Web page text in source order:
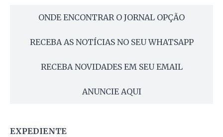
ONDE ENCONTRAR O JORNAL OPÇÃO
RECEBA AS NOTÍCIAS NO SEU WHATSAPP
RECEBA NOVIDADES EM SEU EMAIL
ANUNCIE AQUI
EXPEDIENTE